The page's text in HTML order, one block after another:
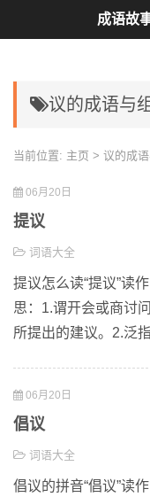
议的成语与
当前位置: 主页 > 议的成
06月20日
提议
词语大全
提议怎么读“提议”读
思：1.谓开会或商讨
所提出的建议。2.泛
06月20日
倡议
词语大全
倡议的拼音“倡议”读
成语故